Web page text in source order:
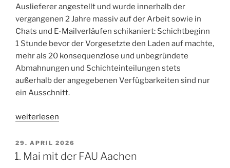
Auslieferer angestellt und wurde innerhalb der
vergangenen 2 Jahre massiv auf der Arbeit sowie in
Chats und E-Mailverläufen schikaniert: Schichtbeginn
1 Stunde bevor der Vorgesetzte den Laden auf machte,
mehr als 20 konsequenzlose und unbegründete
Abmahnungen und Schichteinteilungen stets
außerhalb der angegebenen Verfügbarkeiten sind nur
ein Ausschnitt.
„Vergleich
Mobbing-
Fall
weiterlesen
VERÖFFENTLICHT
AM
29. APRIL 2026
1. Mai mit der FAU Aachen